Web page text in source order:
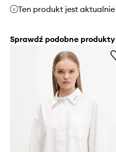
Ten produkt jest
Sprawdź podobne produkty